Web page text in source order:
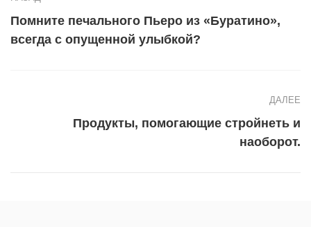
Помните печального Пьеро из «Буратино»,
всегда с опущенной улыбкой?
ДАЛЕЕ
Продукты, помогающие стройнеть и
наоборот.